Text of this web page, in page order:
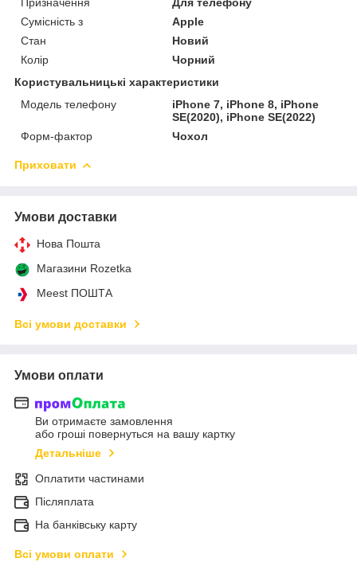
Сумісність з
Apple
Стан
Новий
Колір
Чорний
Користувальницькі характеристики
Модель телефону
iPhone 7, iPhone 8, iPhone
SE(2020), iPhone SE(2022)
Форм-фактор
Чохол
Приховати
Умови доставки
Нова Пошта
Магазини Rozetka
Meest ПОШТА
Всі умови доставки
Умови оплати
Ви отримаєте замовлення
або гроші повернуться на вашу картку
Детальніше
Оплатити частинами
Післяплата
На банківську карту
Всі умови оплати